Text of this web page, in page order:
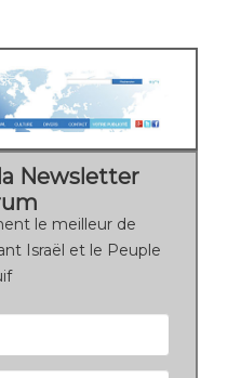
Newsletter
le meilleur de
Israël et le Peuple